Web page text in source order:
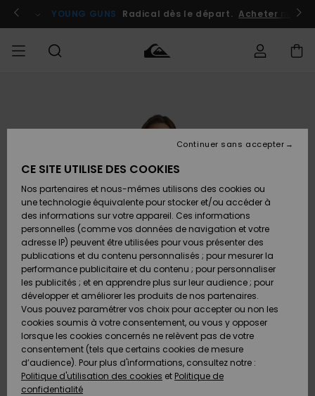
l'information
le
Se connecter / s'inscrire
YOUNG GUNS Radical dès le départ. Acheter
Chaussures
& Tongs
Surf
Snow
Nouveautés
Chaussures
& Tongs
Surf
Snow
Nouveautés
FEMME
A
Découvrir
Snow
SURF
Homme
Surf
Shop
Enfant
Highlights
Communauté
SNOW
Homme
Snow
Shop
Enfant
Snow
Shop
Femme
A
Découvrir
Communauté
OUTLET
Enfant
Outlet
Femme
AIDE &
CONTACT
commande
Retours
Paiement
Carte
Cadeau
Quiksilver
Freedom
Protection
des
MAGASINS
CE SITE UTILISE DES COOKIES
Nos partenaires et nous-mêmes utilisons des cookies ou
une technologie équivalente pour stocker et/ou accéder à
des informations sur votre appareil. Ces informations
personnelles (comme vos données de navigation et votre
adresse IP) peuvent être utilisées pour vous présenter des
publications et du contenu personnalisés ; pour mesurer la
performance publicitaire et du contenu ; pour personnaliser
les publicités ; et en apprendre plus sur leur audience ; pour
développer et améliorer les produits de nos partenaires.
Vous pouvez paramétrer vos choix pour accepter ou non les
cookies soumis à votre consentement, ou vous y opposer
lorsque les cookies concernés ne relèvent pas de votre
consentement (tels que certains cookies de mesure
d’audience). Pour plus d'informations, consultez notre :
Politique d'utilisation des cookies et Politique de
confidentialité
Continuer sans accepter